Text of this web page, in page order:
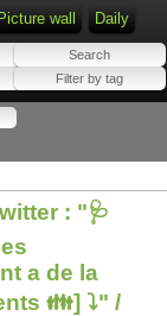
Picture wall Daily
: "🩺
a de la
👪] ⤵️" /